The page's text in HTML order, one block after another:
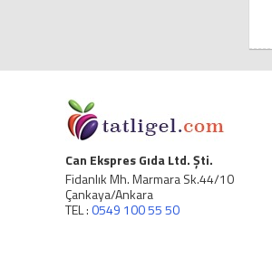
Can Ekspres Gıda Ltd. Şti.
Fidanlık Mh. Marmara Sk.44/10
Çankaya/Ankara
TEL :0549 100 55 50